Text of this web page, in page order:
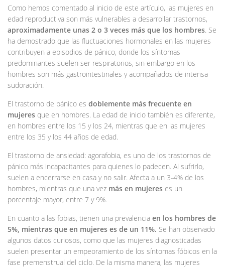
Como hemos comentado al inicio de este artículo, las mujeres en
edad reproductiva son más vulnerables a desarrollar trastornos,
aproximadamente unas 2 o 3 veces más que los hombres. Se
ha demostrado que las fluctuaciones hormonales en las mujeres
contribuyen a episodios de pánico, donde los síntomas
predominantes suelen ser respiratorios, sin embargo en los
hombres son más gastrointestinales y acompañados de intensa
sudoración.
El trastorno de pánico es doblemente más frecuente en
mujeres que en hombres. La edad de inicio también es diferente,
en hombres entre los 15 y los 24, mientras que en las mujeres
entre los 35 y los 44 años de edad.
El trastorno de ansiedad: agorafobia, es uno de los trastornos de
pánico más incapacitantes para quienes lo padecen. Al sufrirlo,
suelen a encerrarse en casa y no salir. Afecta a un 3-4% de los
hombres, mientras que una vez más en mujeres es un
porcentaje mayor, entre 7 y 9%.
En cuanto a las fobias, tienen una prevalencia en los hombres de
5%, mientras que en mujeres es de un 11%. Se han observado
algunos datos curiosos, como que las mujeres diagnosticadas
suelen presentar un empeoramiento de los síntomas fóbicos en la
fase premenstrual del ciclo. De la misma manera, las mujeres